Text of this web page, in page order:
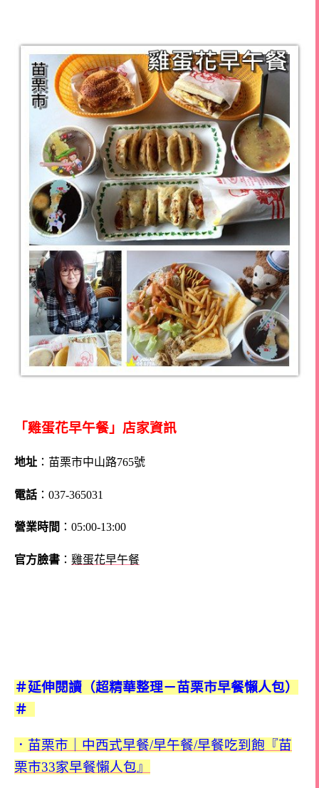
「雞蛋花早午餐」店家資訊
地址 ：苗栗市中山路765號
電話 ：037-365031
營業時間 ：05:00-13:00
官方臉書 ： 雞蛋花早午餐
＃延伸閱讀（超精華整理－苗栗市早餐懶人包）
＃
． 苗栗市｜中西式早餐/早午餐/早餐吃到飽『苗
栗市33家早餐懶人包』